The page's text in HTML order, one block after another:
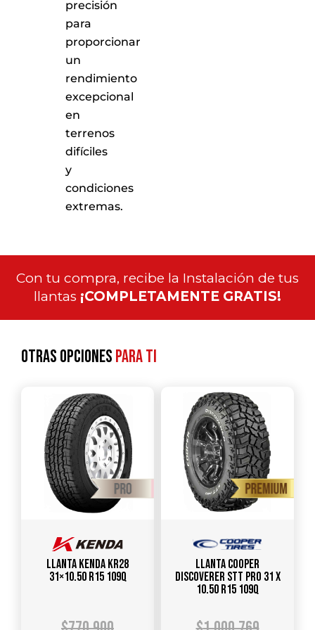
precisión
para
proporcionar
un
rendimiento
excepcional
en
terrenos
difíciles
y
condiciones
extremas.
Con tu compra, recibe la Instalación de tus
llantas ¡COMPLETAMENTE GRATIS!
Otras opcionespara ti
Llanta KENDA KR28
31×10.50 R15 109Q
Llanta COOPER
DISCOVERER STT PRO 31 X
10.50 R15 109Q